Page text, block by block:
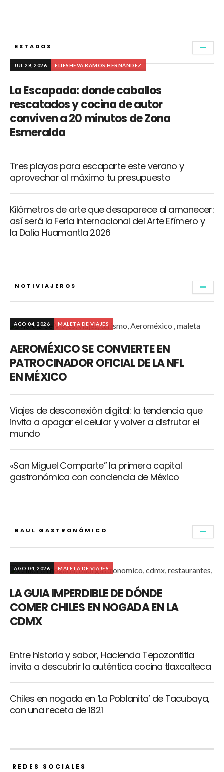
ESTADOS
JUL 28, 2026 ELIESHEVA RAMOS HERNÁNDEZ
La Escapada: donde caballos
rescatados y cocina de autor
conviven a 20 minutos de Zona
Esmeralda
Tres playas para escaparte este verano y
aprovechar al máximo tu presupuesto
Kilómetros de arte que desaparece al amanecer:
así será la Feria Internacional del Arte Efímero y
la Dalia Huamantla 2026
NOTIVIAJEROS
AGO 04, 2026 MALETA DE VIAJES
AEROMÉXICO SE CONVIERTE EN
PATROCINADOR OFICIAL DE LA NFL
EN MÉXICO
Viajes de desconexión digital: la tendencia que
invita a apagar el celular y volver a disfrutar el
mundo
«San Miguel Comparte” la primera capital
gastronómica con conciencia de México
BAUL GASTRONÓMICO
AGO 04, 2026 MALETA DE VIAJES
LA GUIA IMPERDIBLE DE DÓNDE
COMER CHILES EN NOGADA EN LA
CDMX
Entre historia y sabor, Hacienda Tepozontitla
invita a descubrir la auténtica cocina tlaxcalteca
Chiles en nogada en ‘La Poblanita’ de Tacubaya,
con una receta de 1821
REDES SOCIALES